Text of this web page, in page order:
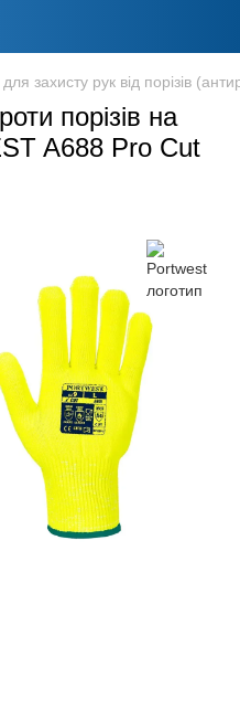
захисту рук від порізів
порізів на
A688 Pro Cut